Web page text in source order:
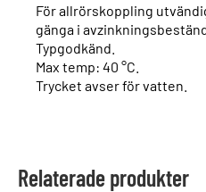
För allrörskoppling
gänga i
Typgodkänd.
Max temp: 40 °C.
Trycket avser för vatten.
Relaterade produkter